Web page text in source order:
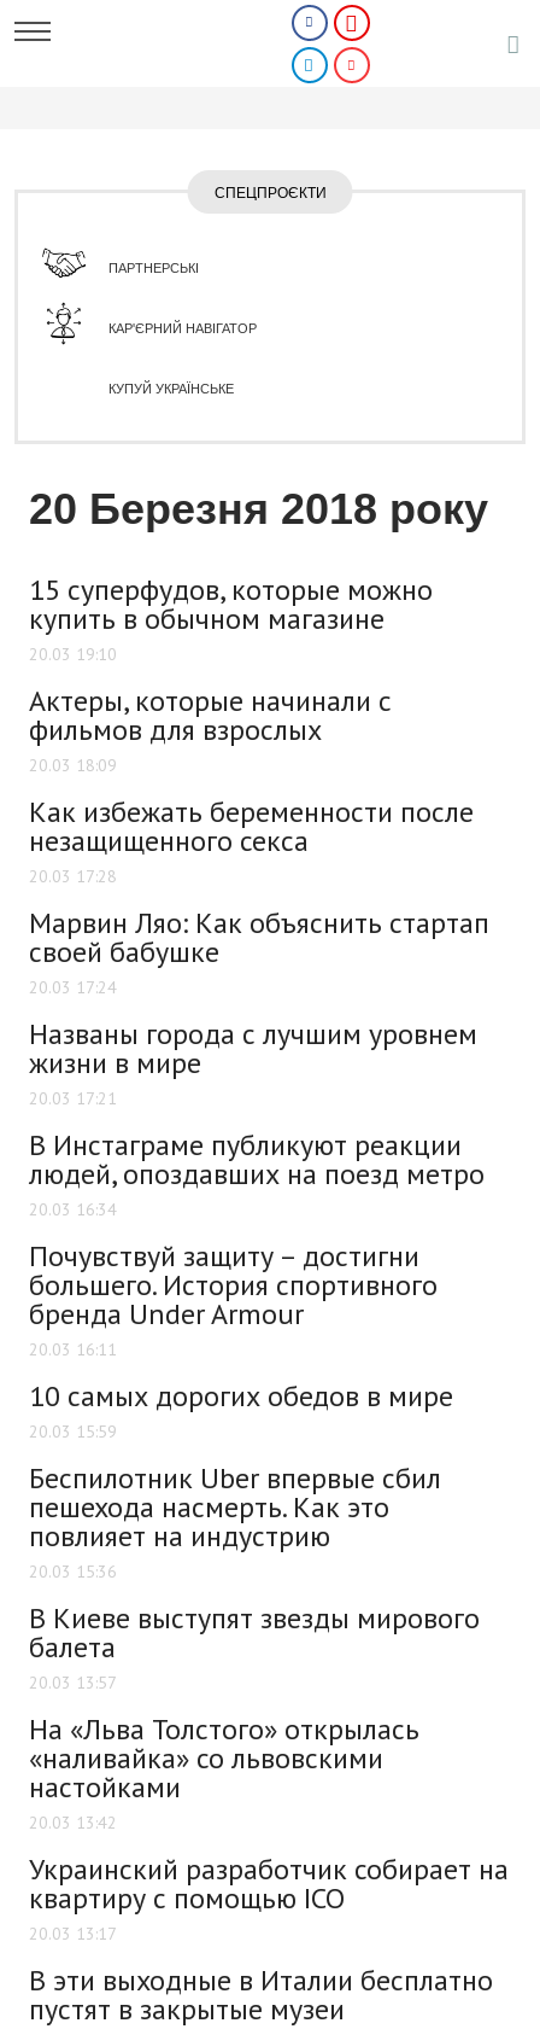
СПЕЦПРОЄКТИ
ПАРТНЕРСЬКІ
КАР'ЄРНИЙ НАВІГАТОР
КУПУЙ УКРАЇНСЬКЕ
20 Березня 2018 року
15 суперфудов, которые можно
купить в обычном магазине
20.03 19:10
Актеры, которые начинали с
фильмов для взрослых
20.03 18:09
Как избежать беременности после
незащищенного секса
20.03 17:28
Марвин Ляо: Как объяснить стартап
своей бабушке
20.03 17:24
Названы города с лучшим уровнем
жизни в мире
20.03 17:21
В Инстаграме публикуют реакции
людей, опоздавших на поезд метро
20.03 16:34
Почувствуй защиту – достигни
большего. История спортивного
бренда Under Armour
20.03 16:11
10 самых дорогих обедов в мире
20.03 15:59
Беспилотник Uber впервые сбил
пешехода насмерть. Как это
повлияет на индустрию
20.03 15:36
В Киеве выступят звезды мирового
балета
20.03 13:57
На «Льва Толстого» открылась
«наливайка» со львовскими
настойками
20.03 13:42
Украинский разработчик собирает на
квартиру с помощью ICO
20.03 13:17
В эти выходные в Италии бесплатно
пустят в закрытые музеи